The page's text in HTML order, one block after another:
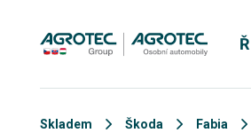
Skladem Škoda Fabia